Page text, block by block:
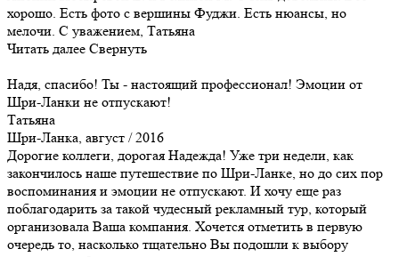
хорошо. Есть фото с вершины Фуджи. Есть нюансы, но
мелочи. С уважением, Татьяна
Читать далее Свернуть
Надя, спасибо! Ты - настоящий профессионал! Эмоции от
Шри-Ланки не отпускают!
Татьяна
Шри-Ланка, август / 2016
Дорогие коллеги, дорогая Надежда! Уже три недели, как
закончилось наше путешествие по Шри-Ланке, но до сих пор
воспоминания и эмоции не отпускают. И хочу еще раз
поблагодарить за такой чудесный рекламный тур, который
организовала Ваша компания. Хочется отметить в первую
очередь то, насколько тщательно Вы подошли к выбору